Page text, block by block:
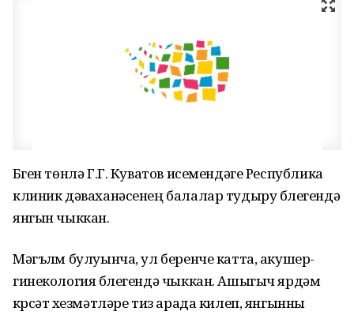
Бүген төнлә Г.Г. Куватов исемендәге Республика
клиник дәваханәсенең балалар тудыру бүлегендә
янгын чыккан.
Мәгълүм булуынча, ул беренче катта, акушер-
гинекология бүлегендә чыккан. Ашыгыч ярдәм
күрсәтү хезмәтләре тиз арада килеп, янгынны